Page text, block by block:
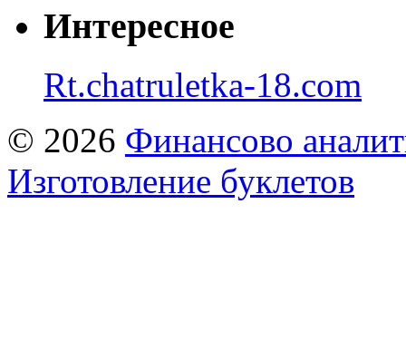
Интересное
Rt.chatruletka-18.com
© 2026 Финансово
Изготовление буклетов